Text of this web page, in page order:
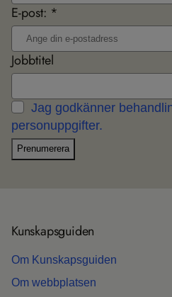
E-post: *
Jobbtitel
Jag godkänner
personuppgifter.
Prenumerera
Kun­skaps­gui­den
Om Kun­skaps­gui­den
Om webb­plat­sen